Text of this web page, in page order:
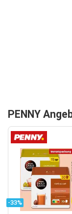
PENNY
-33%